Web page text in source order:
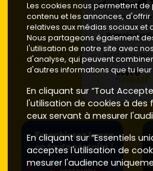
vérifier les dispos et comparer
consulter les annonces surVivre
Neuf ou ancien à
dois vraiment
Prix d'achat
Neuf: unappartement
négocie généralement entre
selon le quartier et le
réduits autour de2 à 3 %.
à court terme.
Ancien: sur Fonsorbes, les
Les cookies nous permettent
contenu et les annonces,
relatives aux médias sociaux et
Nous partageons également
l'utilisation de notre site avec
d'analyse, qui peuvent
d'autres informations que tu leur
En cliquant sur “Tout
l'utilisation de cookies à des
ceux servant à mesurer
En cliquant sur “Essentiels
acceptes l'utilisation de
mesurer l'audience